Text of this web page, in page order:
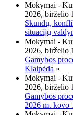
Mokymai -
2026, birželio
Skundų,
situacijų
Mokymai -
2026, birželio
Gamybos
Klaipėda »
Mokymai -
2026, birželio
Gamybos
2026 m. kovo